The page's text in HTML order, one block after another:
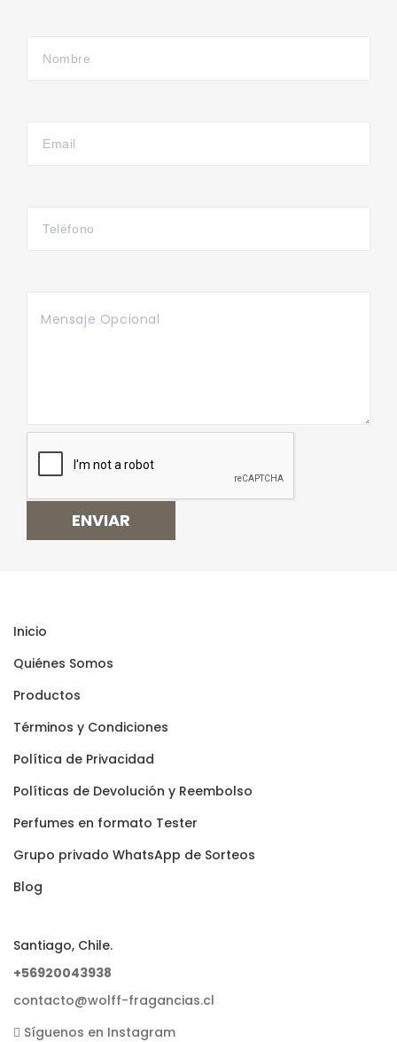
ENVIAR
Inicio
Quiénes Somos
Productos
Términos y Condiciones
Polí­tica de Privacidad
Polí­ticas de Devolución y Reembolso
Perfumes en formato Tester
Grupo privado WhatsApp de Sorteos
Blog
Santiago, Chile.
+56920043938
contacto@wolff-fragancias.cl
Síguenos en Instagram